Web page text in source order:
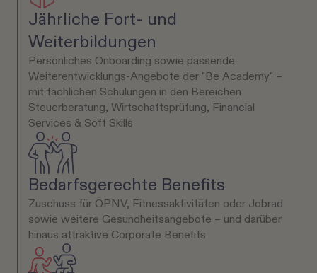
Jährliche Fort- und
Weiterbildungen
Persönliches Onboarding sowie passende
Weiterentwicklungs-Angebote der "Be Academy" –
mit fachlichen Schulungen in den Bereichen
Steuerberatung, Wirtschaftsprüfung, Financial
Services & Soft Skills
Bedarfsgerechte Benefits
Zuschuss für ÖPNV, Fitnessaktivitäten oder Jobrad
sowie weitere Gesundheitsangebote – und darüber
hinaus attraktive Corporate Benefits